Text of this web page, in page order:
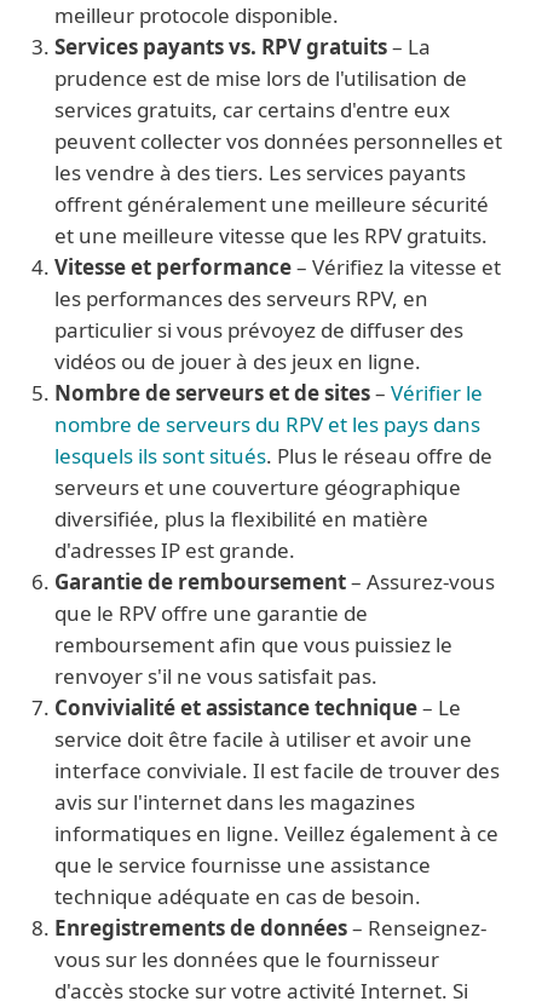
meilleur protocole disponible.
Services payants vs. RPV gratuits– La
prudence est de mise lors de l'utilisation de
services gratuits, car certains d'entre eux
peuvent collecter vos données personnelles et
les vendre à des tiers. Les services payants
offrent généralement une meilleure sécurité
et une meilleure vitesse que les RPV gratuits.
Vitesse et performance– Vérifiez la vitesse et
les performances des serveurs RPV, en
particulier si vous prévoyez de diffuser des
vidéos ou de jouer à des jeux en ligne.
Nombre de serveurs et de sites– Vérifier le
nombre de serveurs du RPV et les pays dans
lesquels ils sont situés. Plus le réseau offre de
serveurs et une couverture géographique
diversifiée, plus la flexibilité en matière
d'adresses IP est grande.
Garantie de remboursement– Assurez-vous
que le RPV offre une garantie de
remboursement afin que vous puissiez le
renvoyer s'il ne vous satisfait pas.
Convivialité et assistance technique– Le
service doit être facile à utiliser et avoir une
interface conviviale. Il est facile de trouver des
avis sur l'internet dans les magazines
informatiques en ligne. Veillez également à ce
que le service fournisse une assistance
technique adéquate en cas de besoin.
Enregistrements de données– Renseignez-
vous sur les données que le fournisseur
d'accès stocke sur votre activité Internet. Si